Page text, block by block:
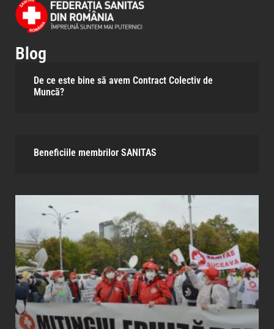
Blog
De ce este bine să avem Contract Colectiv de
Muncă?
Beneficiile membrilor SANITAS​